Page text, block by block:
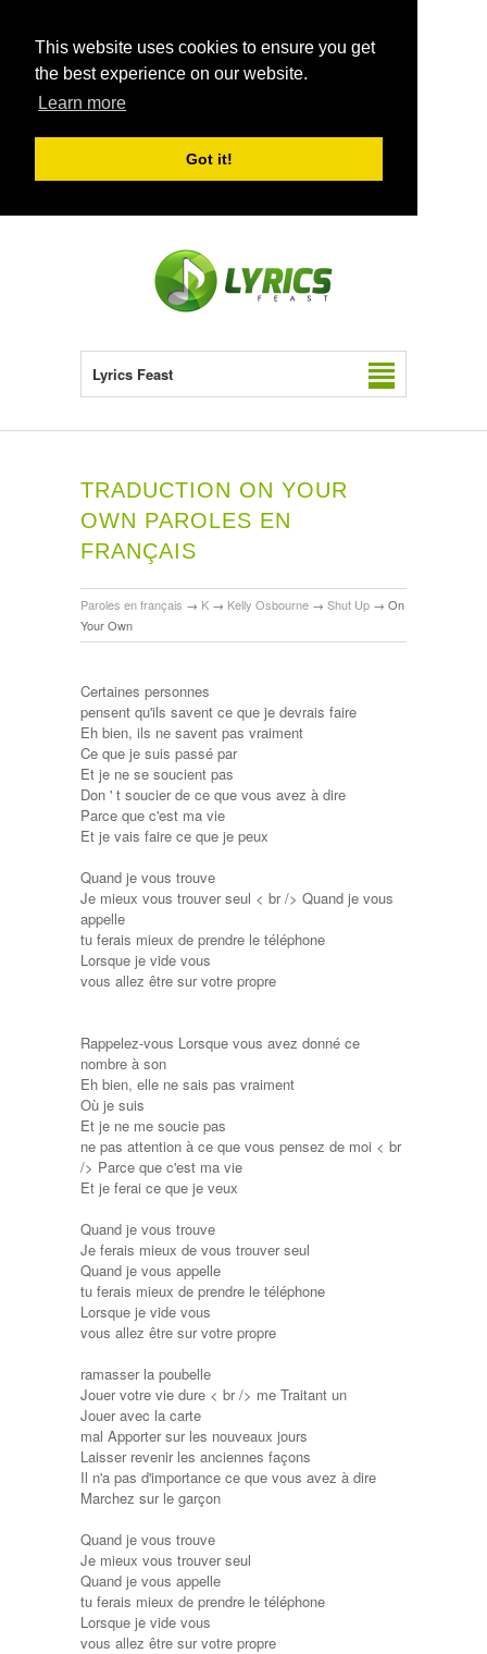
This website uses cookies to ensure you get
the best experience on our website.
Learn more
Got it!
Lyrics Feast
TRADUCTION ON YOUR
OWN PAROLES EN
FRANÇAIS
Paroles en français → K → Kelly Osbourne → Shut Up → On
Your Own
Certaines personnes
pensent qu'ils savent ce que je devrais faire
Eh bien, ils ne savent pas vraiment
Ce que je suis passé par
Et je ne se soucient pas
Don ' t soucier de ce que vous avez à dire
Parce que c'est ma vie
Et je vais faire ce que je peux
Quand je vous trouve
Je mieux vous trouver seul < br /> Quand je vous
appelle
tu ferais mieux de prendre le téléphone
Lorsque je vide vous
vous allez être sur votre propre
Rappelez-vous Lorsque vous avez donné ce
nombre à son
Eh bien, elle ne sais pas vraiment
Où je suis
Et je ne me soucie pas
ne pas attention à ce que vous pensez de moi < br
/> Parce que c'est ma vie
Et je ferai ce que je veux
Quand je vous trouve
Je ferais mieux de vous trouver seul
Quand je vous appelle
tu ferais mieux de prendre le téléphone
Lorsque je vide vous
vous allez être sur votre propre
ramasser la poubelle
Jouer votre vie dure < br /> me Traitant un
Jouer avec la carte
mal Apporter sur les nouveaux jours
Laisser revenir les anciennes façons
Il n'a pas d'importance ce que vous avez à dire
Marchez sur le garçon
Quand je vous trouve
Je mieux vous trouver seul
Quand je vous appelle
tu ferais mieux de prendre le téléphone
Lorsque je vide vous
vous allez être sur votre propre